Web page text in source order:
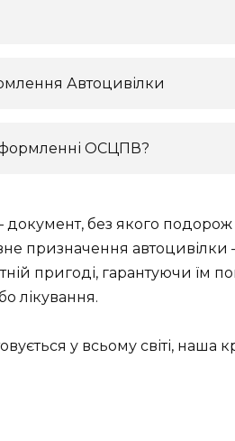
Автоцивілки
ОСЦПВ?
без якого подорож
призначення автоцивілки
пригоді, гарантуючи їм
лікування.
у всьому світі, наша